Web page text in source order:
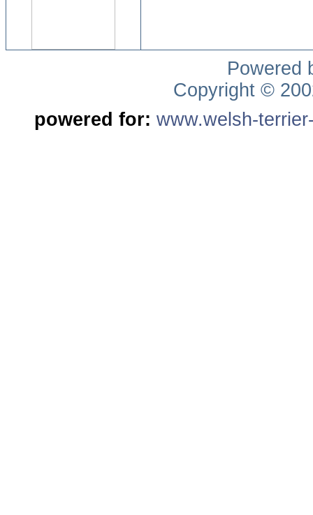
Powered
Copyright ©
powered for: www.welsh-